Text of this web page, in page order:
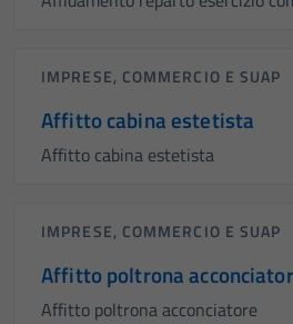
IMPRESE, COMMERCIO E SUAP
Affitto cabina estetista
Affitto cabina estetista
IMPRESE, COMMERCIO E SUAP
Affitto poltrona
Affitto poltrona acconciatore